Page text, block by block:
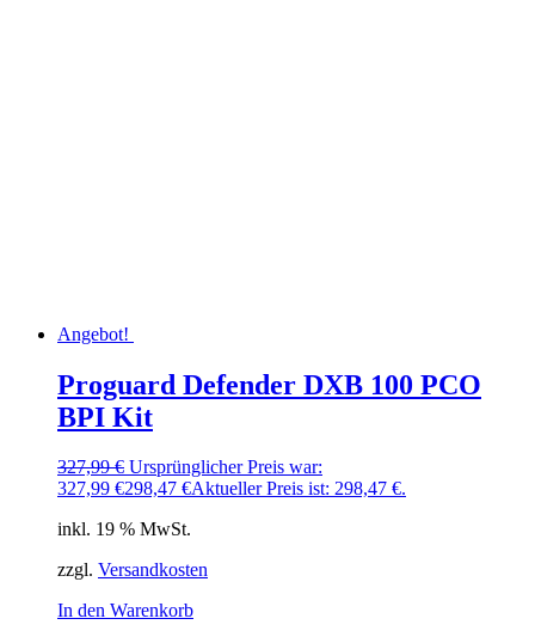
Angebot!
Proguard Defender DXB 100 PCO
BPI Kit
327,99€ Ursprünglicher Preis war:
327,99 €298,47 €Aktueller Preis ist: 298,47 €.
inkl. 19 % MwSt.
zzgl. Versandkosten
In den Warenkorb